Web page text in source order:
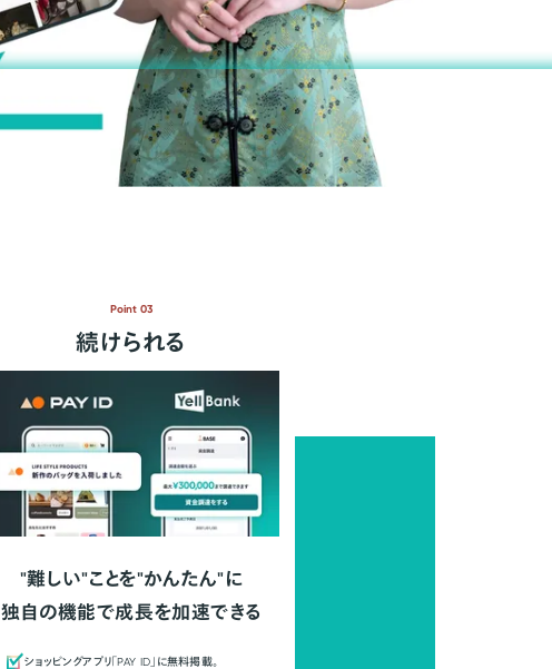
Point 03
続けられる
"難しい"ことを"かんたん"に
独自の機能で成長を加速できる
ショッピングアプリ「PAY ID」に無料掲載。